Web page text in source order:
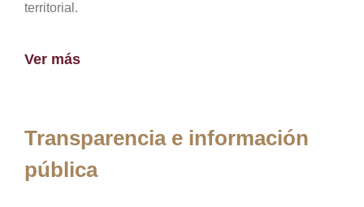
territorial.
Ver más
Transparencia e información
pública